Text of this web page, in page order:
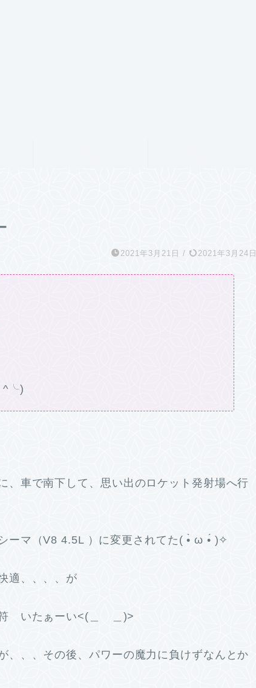
2021年3月21日 / 2021年3月24日
、車で南下して、思い出のロケット発射場へ行
ーマ（V8 4.5L ）に変更されてた( •̀ ω •́ )✧
快適、、、、が
いたぁーい<(＿ ＿)>
、、、その後、パワーの魔力に負けずなんとか